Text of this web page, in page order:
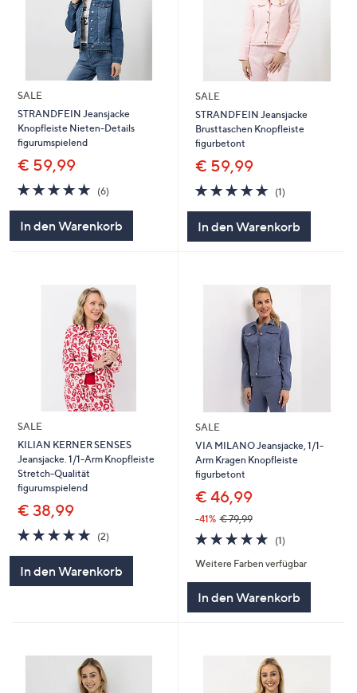
SALE
STRANDFEIN Jeansjacke
Knopfleiste Nieten-Details
figurumspielend
€ 59,99
5.0
von
(6)6
In den Warenkorb
SALE
STRANDFEIN Jeansjacke
Brusttaschen Knopfleiste
figurbetont
€ 59,99
5.0
von
(1)1
In den Warenkorb
SALE
KILIAN KERNER SENSES
Jeansjacke. 1/1-Arm Knopfleiste
Stretch-Qualität
figurumspielend
€ 38,99
5.0
von
(2)2
In den Warenkorb
SALE
VIA MILANO Jeansjacke, 1/1-
Arm Kragen Knopfleiste
figurbetont
€ 46,99
-41% € 79,99
5.0
von
5
(1)1
Weitere Farben verfügbar
In den Warenkorb